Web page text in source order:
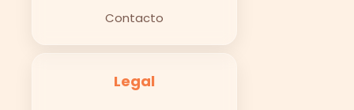
Contacto
Legal